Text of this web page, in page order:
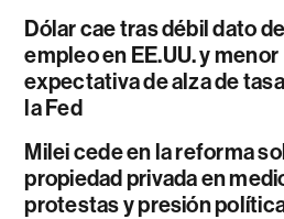
Dólar cae tras débil dato de
empleo en EE.UU. y menor
expectativa de alza de
la Fed
Milei cede en la reforma
propiedad privada en
protestas y presión